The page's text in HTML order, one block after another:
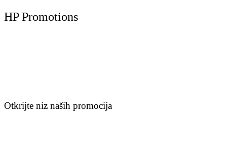
HP Promotions
Otkrijte niz naših promocija